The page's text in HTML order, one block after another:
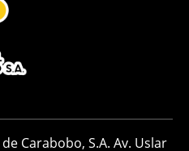
Carabobo, S.A. Av. Uslar